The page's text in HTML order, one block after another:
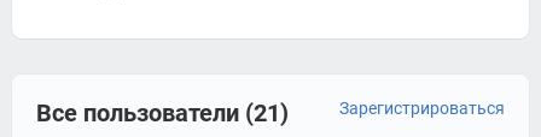
Все пользователи (21) Зарегистрироваться